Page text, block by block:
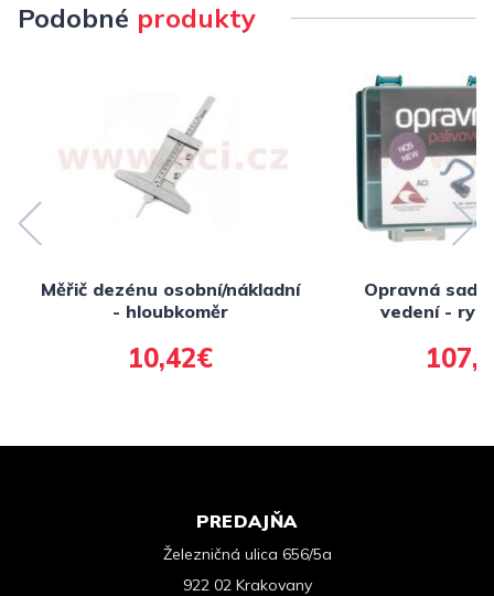
Podobné produkty
Měřič dezénu osobní/nákladní
- hloubkoměr
10,42€
Opravná
vedení -
NORMA -
PREDAJŇA
Železničná ulica 656/5a
922 02 Krakovany